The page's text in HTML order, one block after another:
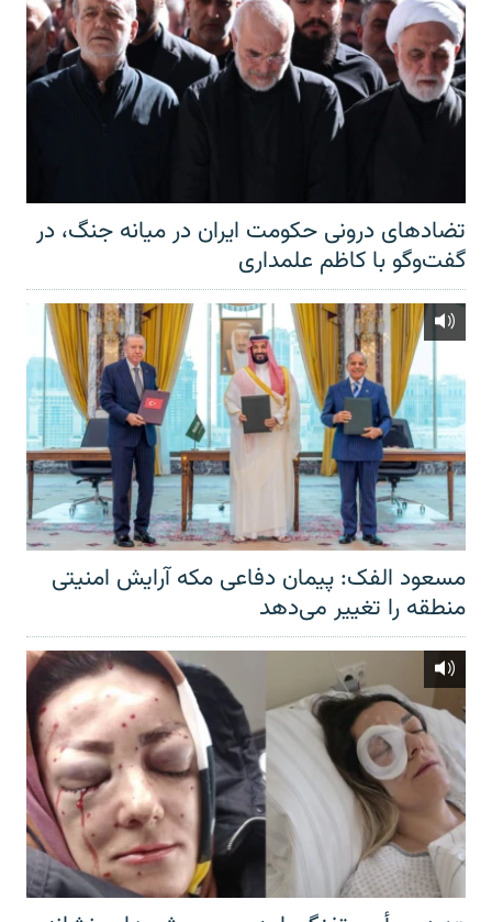
تضادهای درونی حکومت ایران در میانه جنگ، در
گفت‌‌وگو با کاظم علمداری
مسعود الفک: پیمان دفاعی مکه آرایش امنیتی
منطقه را تغییر می‌دهد